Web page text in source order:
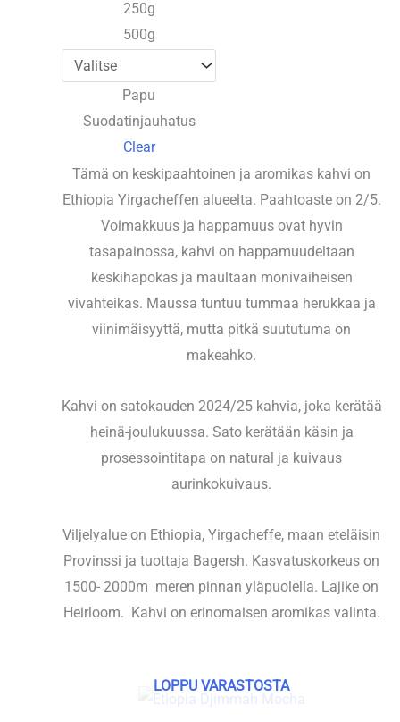
250g
500g
Papu
Suodatinjauhatus
Clear
Tämä on keskipaahtoinen ja aromikas kahvi on
Ethiopia Yirgacheffen alueelta. Paahtoaste on 2/5.
Voimakkuus ja happamuus ovat hyvin
tasapainossa, kahvi on happamuudeltaan
keskihapokas ja maultaan monivaiheisen
vivahteikas. Maussa tuntuu tummaa herukkaa ja
viinimäisyyttä, mutta pitkä suututuma on
makeahko.
Kahvi on satokauden 2024/25 kahvia, joka kerätää
heinä-joulukuussa. Sato kerätään käsin ja
prosessointitapa on natural ja kuivaus
aurinkokuivaus.
Viljelyalue on Ethiopia, Yirgacheffe, maan eteläisin
Provinssi ja tuottaja Bagersh. Kasvatuskorkeus on
1500- 2000m meren pinnan yläpuolella. Lajike on
Heirloom. Kahvi on erinomaisen aromikas valinta.
LOPPU VARASTOSTA